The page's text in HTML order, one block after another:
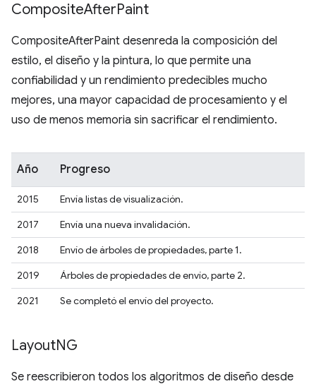
CompositeAfterPaint
CompositeAfterPaint desenreda la composición del
estilo, el diseño y la pintura, lo que permite una
confiabilidad y un rendimiento predecibles mucho
mejores, una mayor capacidad de procesamiento y el
uso de menos memoria sin sacrificar el rendimiento.
Año Progreso
2015
Envía listas de visualización.
2017
Envía una nueva invalidación.
2018
Envío de árboles de propiedades, parte 1.
2019
Árboles de propiedades de envío, parte 2.
2021
Se completó el envío del proyecto.
LayoutNG
Se reescribieron todos los algoritmos de diseño desde